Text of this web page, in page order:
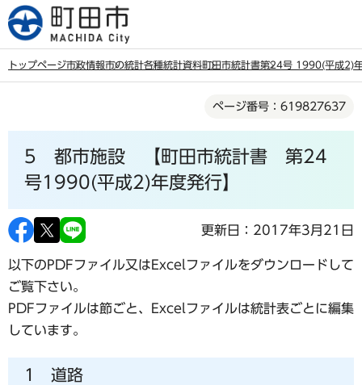
こ
の
トップページ市政情報市の統計各種統計資料町田市統計書第24号 1990(平成2)
ページ番号：619827637
5 都市施設 【町田市統計書 第24
号1990(平成2)年度発行】
更新日：2017年3月21日
以下のPDFファイル又はExcelファイルをダウンロードして
ご覧下さい。
PDFファイルは節ごと、Excelファイルは統計表ごとに編集
しています。
1 道路